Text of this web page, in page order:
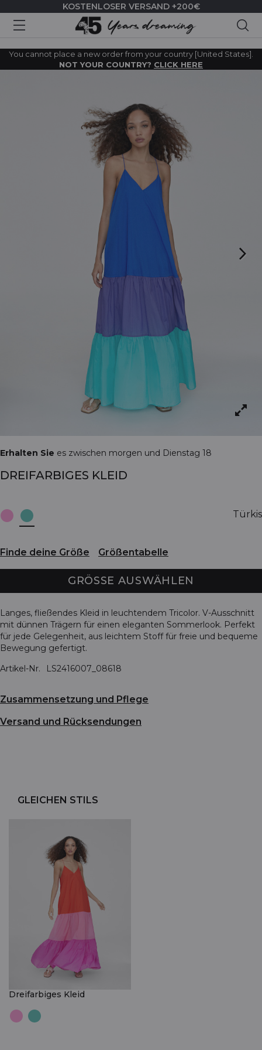
KOSTENLOSER VERSAND +200€
You cannot place a new order from your country [United States].
NOT YOUR COUNTRY? CLICK HERE
Erhalten Sie es zwischen morgen und Dienstag 18
DREIFARBIGES KLEID
Türkis
Finde deine Größe Größentabelle
GRÖSSE AUSWÄHLEN
Langes, fließendes Kleid in leuchtendem Tricolor. V-Ausschnitt
mit dünnen Trägern für einen eleganten Sommerlook. Perfekt
für jede Gelegenheit, aus leichtem Stoff für freie und bequeme
Bewegung gefertigt.
Artikel-Nr.
LS2416007_08618
Zusammensetzung und Pflege
Versand und Rücksendungen
GLEICHEN STILS
Dreifarbiges Kleid